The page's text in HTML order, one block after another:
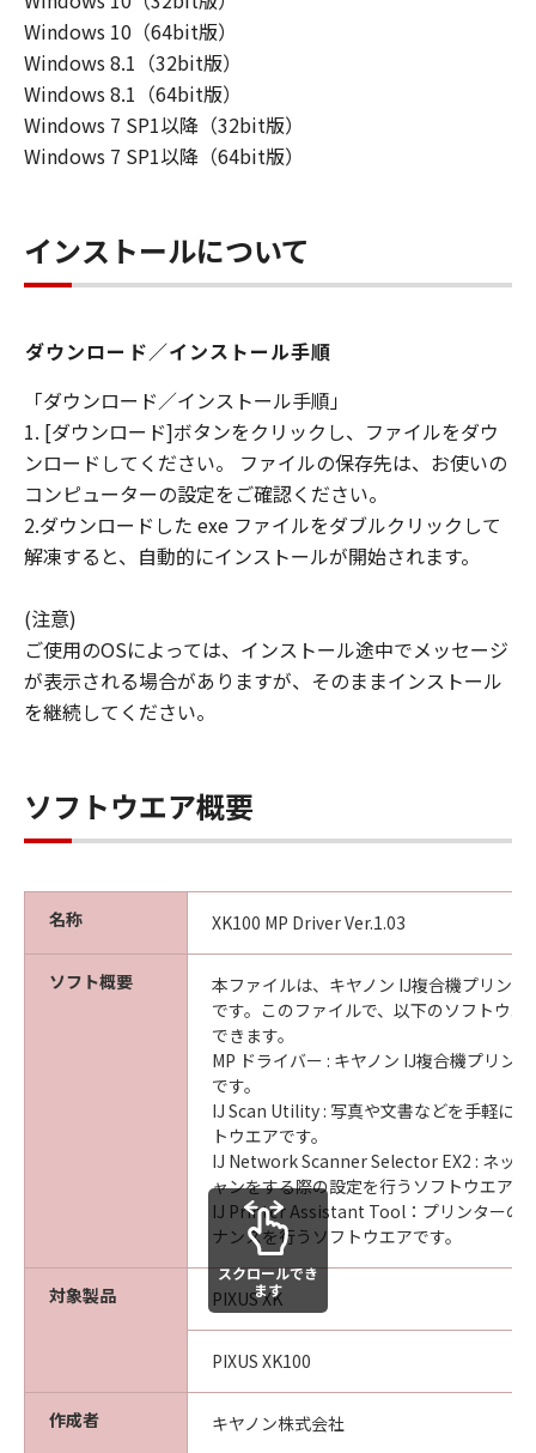
一切の責任を負いません。
ユーザーは、日本国政府または該当国の政
府より必要な許可等を得ることなしに、本
ソフトウェアの全部または一部を、直接ま
たは間接に輸出してはなりません。
Windows 10（64bit版）
Windows 8.1（32bit版）
Windows 8.1（64bit版）
Windows 7 SP1以降（32bit版）
Windows 7 SP1以降（64bit版）
インストールについて
ダウンロード／インストール手順
「ダウンロード／インストール手順」
1. [ダウンロード]ボタンをクリックし、ファイルをダウ
ンロードしてください。 ファイルの保存先は、お使いの
コンピューターの設定をご確認ください。
2.ダウンロードした exe ファイルをダブルクリックして
解凍すると、自動的にインストールが開始されます。
(注意)
ご使用のOSによっては、インストール途中でメッセージ
が表示される場合がありますが、そのままインストール
を継続してください。
ソフトウエア概要
名称 XK100 MP Driver Ver.1.03
ソフト概要
本ファイルは、キヤノン IJ複合機プリン
です。このファイルで、以下のソフトウエ
できます。
MP ドライバー : キヤノン IJ複合機プリン
です。
IJ Scan Utility : 写真や文書などを手軽に
トウエアです。
IJ Network Scanner Selector EX2 : ネッ
ャンをする際の設定を行うソフトウエアで
IJ Printer Assistant Tool：プリンターの
ナンスを行うソフトウエアです。
対象製品 PIXUS XK
PIXUS XK100
作成者 キヤノン株式会社
スクロールでき
ます